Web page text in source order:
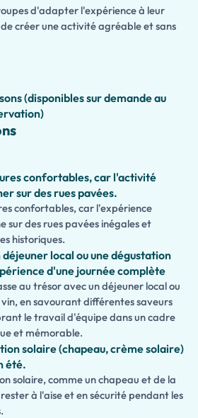
continuez vers une ferme
la célèbre
vieux de plusieurs siècles et
fraîchement fabriquée, ainsi
locales délicieuses qui mettent en
de la Campanie.
privée mélange parfaitement
la gastronomie tout en offrant la
du transport privé avec retour
navire de croisière. Pour rendre
plus mémorable, vous pouvez
visite optionnelle aux villes
d'Agropoliou deSanta Maria di
de la belle côte du Cilento.
d'adapter l'expérience à leur
créer une activité agréable et sans
(disponibles sur demande au
confortables, car l'activité
sur des rues pavées.
confortables, car l'expérience
sur des rues pavées inégales et
historiques.
déjeuner local ou une dégustation
d'une journée complète
au trésor avec un déjeuner local ou
en savourant différentes saveurs
le travail d'équipe dans un cadre
et mémorable.
solaire (chapeau, crème solaire)
été.
solaire, comme un chapeau et de la
à l'aise et en sécurité pendant les